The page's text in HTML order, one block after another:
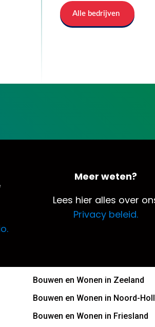
Alle bedrijven
Meer weten?
Lees hier alles over
Privacy beleid.
Bouwen en Wonen in Zeeland
Bouwen en Wonen in Noord-
Bouwen en Wonen in Friesland